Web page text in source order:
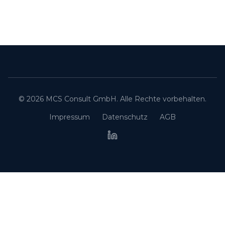
© 2026 MCS Consult GmbH. Alle Rechte vorbehalten.
Impressum
Datenschutz AGB